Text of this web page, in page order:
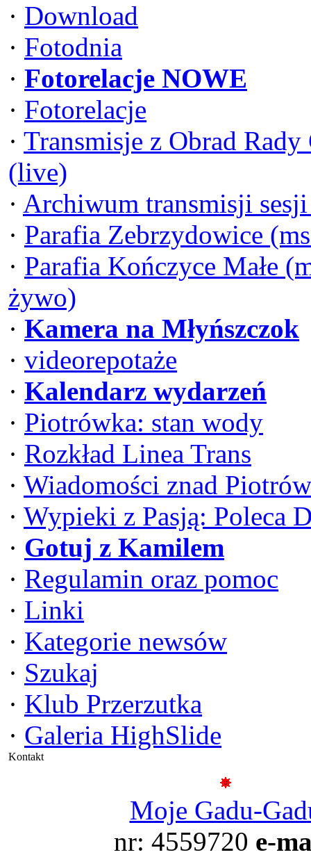
· Download
· Fotodnia
· Fotorelacje NOWE
· Fotorelacje
· Transmisje z Obrad
(live)
· Archiwum transmisji
· Parafia Zebrzydowice
· Parafia Kończyce Małe
żywo)
· Kamera na Młyńszczok
· videorepotaże
· Kalendarz wydarzeń
· Piotrówka: stan wody
· Rozkład Linea Trans
· Wiadomości znad
· Wypieki z Pasją: Poleca
· Gotuj z Kamilem
· Regulamin oraz pomoc
· Linki
· Kategorie newsów
· Szukaj
· Klub Przerzutka
· Galeria HighSlide
Kontakt
Moje Gadu-
nr: 4559720 e-